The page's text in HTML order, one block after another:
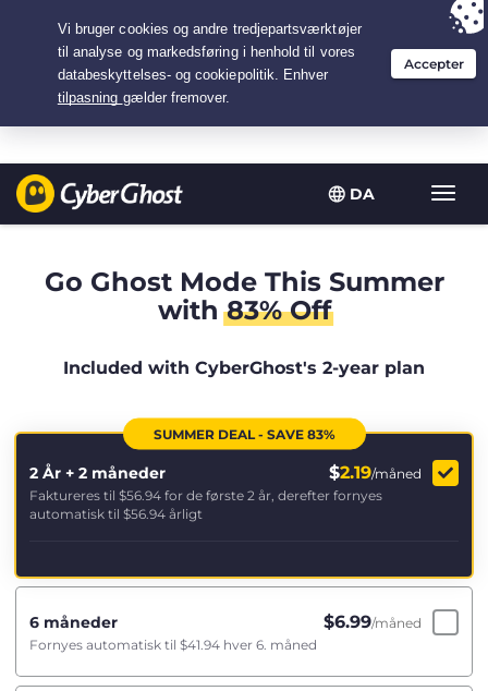
DA
Slå
Your choice:The Best Dealfor 2.1666666666667-years at $
/month
Go Ghost Mode This Summer
with83% Off
Included with CyberGhost's 2-year plan
SUMMER DEAL - SAVE 83%
2 År + 2 måneder $2.19/måned
Faktureres til $56.94 for de første 2 år, derefter fornyes
automatisk til $56.94 årligt
6 måneder $6.99/måned
Fornyes automatisk til $41.94 hver 6. måned